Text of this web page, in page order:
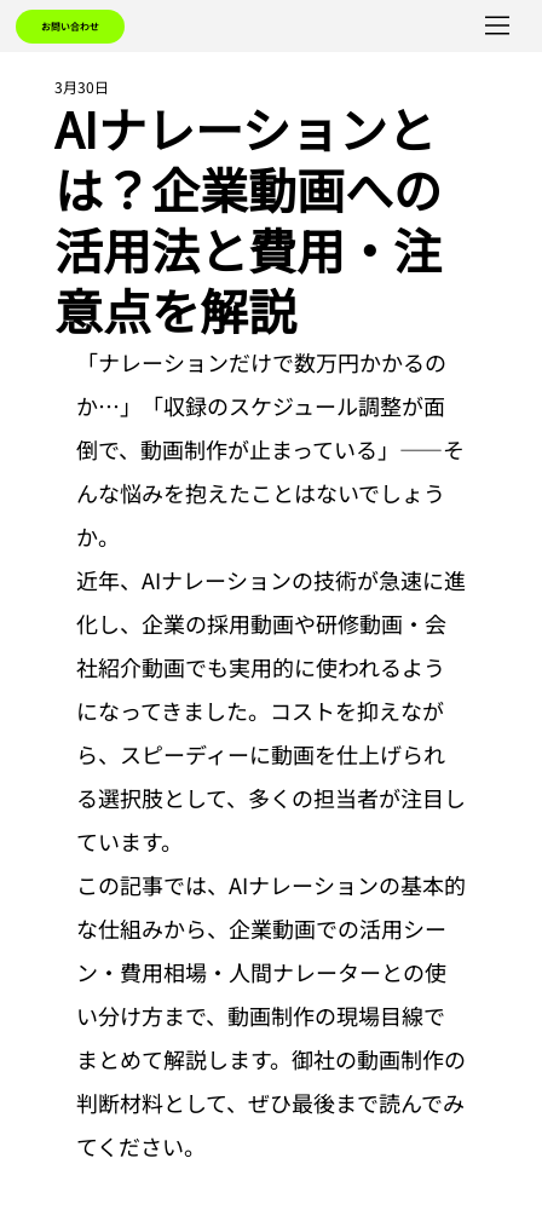
お問い合わせ
AIナレーションと
は？企業動画への
活用法と費用・注
意点を解説
3月30日
「ナレーションだけで数万円かかるの
か…」「収録のスケジュール調整が面
倒で、動画制作が止まっている」——そ
んな悩みを抱えたことはないでしょう
か。
近年、AIナレーションの技術が急速に進
化し、企業の採用動画や研修動画・会
社紹介動画でも実用的に使われるよう
になってきました。コストを抑えなが
ら、スピーディーに動画を仕上げられ
る選択肢として、多くの担当者が注目し
ています。
この記事では、AIナレーションの基本的
な仕組みから、企業動画での活用シー
ン・費用相場・人間ナレーターとの使
い分け方まで、動画制作の現場目線で
まとめて解説します。御社の動画制作の
判断材料として、ぜひ最後まで読んでみ
てください。